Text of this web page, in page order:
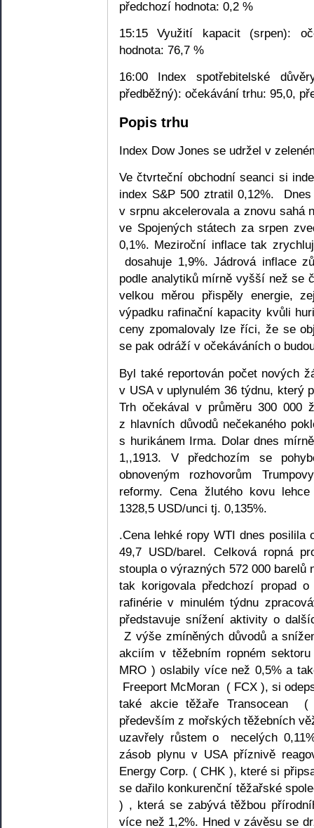
předchozí hodnota: 0,2 %
15:15 Využití kapacit (srpen):
hodnota: 76,7 %
16:00 Index spotřebitelské
předběžný): očekávání trhu: 95,0,
Popis trhu
Index Dow Jones se udržel v
Ve čtvrteční obchodní seanci si
index S&P 500 ztratil 0,12%.
v srpnu akcelerovala a znovu sahá
ve Spojených státech za srpen
0,1%. Meziroční inflace tak
dosahuje 1,9%. Jádrová inflace
podle analytiků mírně vyšší než se
velkou měrou přispěly energie,
výpadku rafinační kapacity kvůli
ceny zpomalovaly lze říci, že se
se pak odráží v očekáváních o
Byl také reportován počet nových
v USA v uplynulém 36 týdnu, který
Trh očekával v průměru 300 000
z hlavních důvodů nečekaného
s hurikánem Irma. Dolar dnes
1,,1913. V předchozím se
obnoveným rozhovorům
reformy. Cena žlutého kovu
1328,5 USD/unci tj. 0,135%.
.Cena lehké ropy WTI dnes
49,7 USD/barel. Celková ropná
stoupla o výrazných 572 000 barelů
tak korigovala předchozí propad
rafinérie v minulém týdnu
představuje snížení aktivity o
Z výše zmíněných důvodů a
akciím v těžebním ropném
MRO ) oslabily více než 0,5% a
Freeport McMoran ( FCX ), si
také akcie těžaře Transocean
především z mořských těžebních
uzavřely růstem o necelých
zásob plynu v USA příznivě
Energy Corp. ( CHK ), které si
se dařilo konkurenční těžařské
) , která se zabývá těžbou
více než 1,2%. Hned v závěsu se